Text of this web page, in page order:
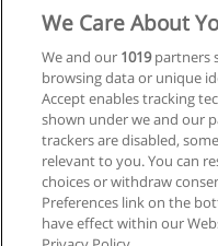
We Care About
We and our 1019partners
browsing data or unique
Accept enables tracking
shown under we and our
trackers are disabled,
relevant to you. You can
choices or withdraw
Preferences link on the
have effect within our